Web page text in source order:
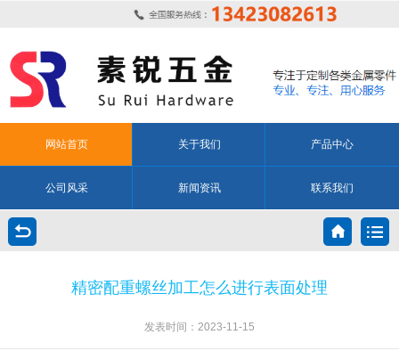
网站首页 关于我们 产品中心
公司风采 新闻资讯 联系我们
精密配重螺丝加工怎么进行表面处理
发表时间：2023-11-15